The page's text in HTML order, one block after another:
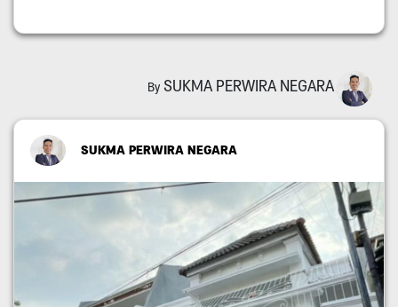
By SUKMA PERWIRA NEGARA
SUKMA PERWIRA NEGARA